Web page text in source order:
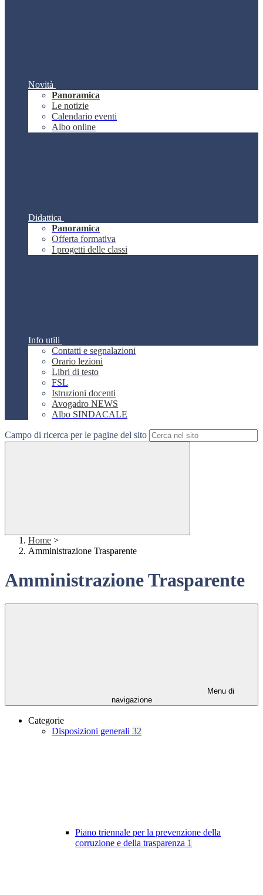
Novità
Panoramica
Le notizie
Calendario eventi
Albo online
Didattica
Panoramica
Offerta formativa
I progetti delle classi
Info utili
Contatti e segnalazioni
Orario lezioni
Libri di testo
FSL
Istruzioni docenti
Avogadro NEWS
Albo SINDACALE
Campo di ricerca per le pagine del sito
Home >
Amministrazione Trasparente
Amministrazione Trasparente
Menu di
navigazione
Categorie
Disposizioni generali 32
Piano triennale per la prevenzione della
corruzione e della trasparenza 1